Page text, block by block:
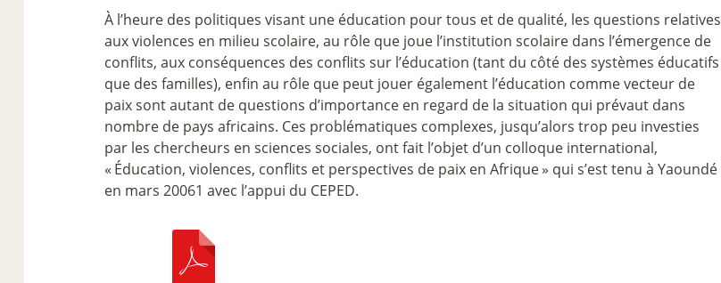
À l’heure des politiques visant une éducation pour tous et de qualité, les questions relatives
aux violences en milieu scolaire, au rôle que joue l’institution scolaire dans l’émergence de
conflits, aux conséquences des conflits sur l’éducation (tant du côté des systèmes éducatifs
que des familles), enfin au rôle que peut jouer également l’éducation comme vecteur de
paix sont autant de questions d’importance en regard de la situation qui prévaut dans
nombre de pays africains. Ces problématiques complexes, jusqu’alors trop peu investies
par les chercheurs en sciences sociales, ont fait l’objet d’un colloque international,
« Éducation, violences, conflits et perspectives de paix en Afrique» qui s’est tenu à Yaoundé
en mars 20061 avec l’appui du CEPED.